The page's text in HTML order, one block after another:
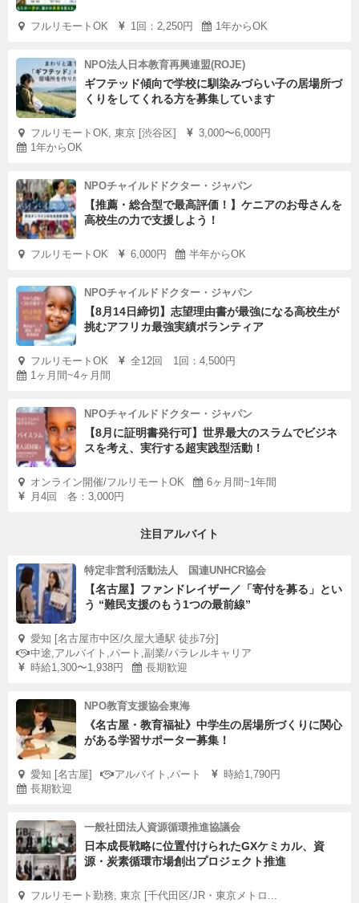
フルリモートOK 1回：2,250円 1年からOK
NPO法人日本教育再興連盟(ROJE)
ギフテッド傾向で学校に馴染みづらい子の居場所づ
くりをしてくれる方を募集しています
フルリモートOK, 東京 [渋谷区]
3,000〜6,000円
1年からOK
NPOチャイルドドクター・ジャパン
【推薦・総合型で最高評価！】ケニアのお母さんを
高校生の力で支援しよう！
フルリモートOK 6,000円 半年からOK
NPOチャイルドドクター・ジャパン
【8月14日締切】志望理由書が最強になる高校生が
挑むアフリカ最強実績ボランティア
フルリモートOK
全12回 1回：4,500円
1ヶ月間~4ヶ月間
NPOチャイルドドクター・ジャパン
【8月に証明書発行可】世界最大のスラムでビジネ
スを考え、実行する超実践型活動！
オンライン開催/フルリモートOK
6ヶ月間~1年間
月4回 各：3,000円
注目アルバイト
特定非営利活動法人 国連UNHCR協会
【名古屋】ファンドレイザー／「寄付を募る」とい
う “難民支援のもう1つの最前線”
愛知 [名古屋市中区/久屋大通駅 徒歩7分]
中途,アルバイト,パート,副業/パラレルキャリア
時給1,300〜1,938円
長期歓迎
NPO教育支援協会東海
《名古屋・教育福祉》中学生の居場所づくりに関心
がある学習サポーター募集！
愛知 [名古屋] アルバイト,パート
時給1,790円
長期歓迎
一般社団法人資源循環推進協議会
日本成長戦略に位置付けられたGXケミカル、資
源・炭素循環市場創出プロジェクト推進
フルリモート勤務, 東京 [千代田区/JR・東京メトロ...